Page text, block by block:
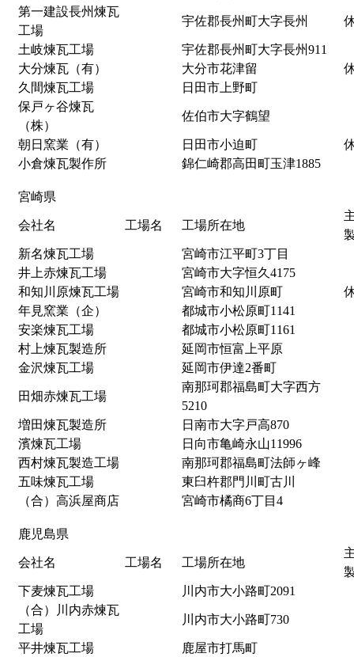
第一建設長州煉瓦
工場
宇佐郡長州町大字長州
土岐煉瓦工場
宇佐郡長州町大字長州911
大分煉瓦（有）
大分市花津留
久間煉瓦工場
日田市上野町
保戸ヶ谷煉瓦
（株）
佐伯市大字鶴望
朝日窯業（有） 日田市小迫町
小倉煉瓦製作所
錦仁崎郡高田町玉津1885
宮崎県
会社名 工場名 工場所在地
新名煉瓦工場
宮崎市江平町3丁目
井上赤煉瓦工場
宮崎市大字恒久4175
和知川原煉瓦工場
宮崎市和知川原町
年見窯業（企）
都城市小松原町1141
安楽煉瓦工場
都城市小松原町1161
村上煉瓦製造所
延岡市恒富上平原
金沢煉瓦工場
延岡市伊達2番町
田畑赤煉瓦工場
南那珂郡福島町大字西方
5210
増田煉瓦製造所
日南市大字戸高870
濱煉瓦工場
日向市亀崎永山11996
西村煉瓦製造工場
南那珂郡福島町法師ヶ峰
五味煉瓦工場
東臼杵郡門川町古川
（合）高浜屋商店
宮崎市橘商6丁目4
鹿児島県
会社名 工場名 工場所在地
下麦煉瓦工場
川内市大小路町2091
（合）川内赤煉瓦
工場
川内市大小路町730
平井煉瓦工場 鹿屋市打馬町